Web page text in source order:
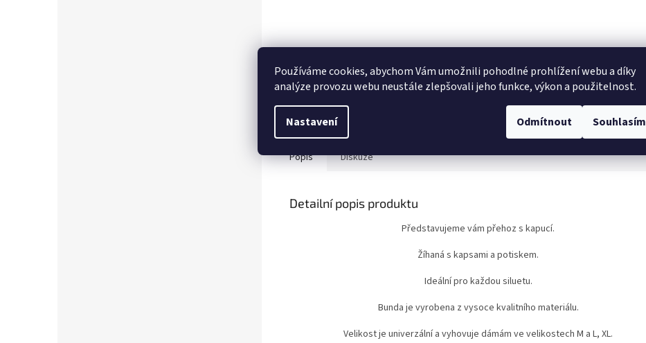
Používáme cookies, abychom Vám umožnili pohodlné prohlížení webu a díky
analýze provozu webu neustále zlepšovali jeho funkce, výkon a použitelnost.
Nastavení Odmítnout Souhlasím
Popis Diskuze
Detailní popis produktu
Představujeme vám přehoz s kapucí.
Žíhaná s kapsami a potiskem.
Ideální pro každou siluetu.
Bunda je vyrobena z vysoce kvalitního materiálu.
Velikost je univerzální a vyhovuje dámám ve velikostech M a L, XL.